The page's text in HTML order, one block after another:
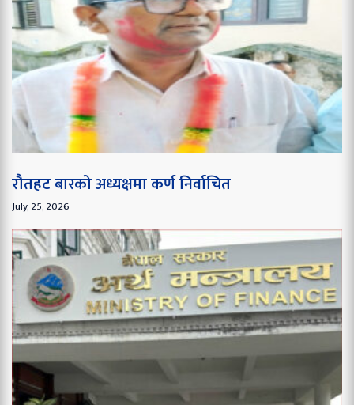
रौतहट बारको अध्यक्षमा कर्ण निर्वाचित
July, 25, 2026